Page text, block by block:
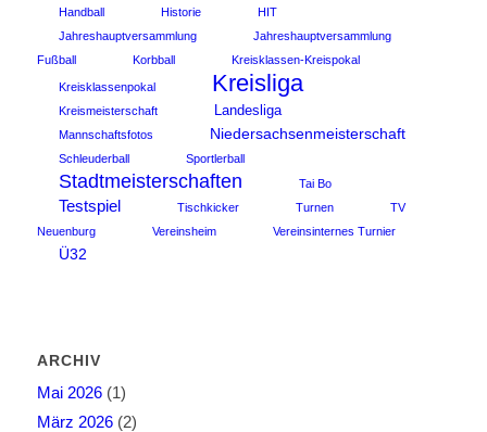
Handball
Historie
HIT
Jahreshauptversammlung
Jahreshauptversammlung
Fußball
Korbball Kreisklassen-Kreispokal
Kreisklassenpokal Kreisliga
Kreismeisterschaft Landesliga
Mannschaftsfotos Niedersachsenmeisterschaft
Schleuderball Sportlerball
Stadtmeisterschaften Tai Bo
Testspiel Tischkicker Turnen
TV
Neuenburg
Vereinsheim Vereinsinternes Turnier
Ü32
ARCHIV
Mai 2026(1)
März 2026(2)